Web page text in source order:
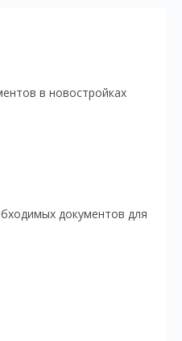
в новостройках
документов для